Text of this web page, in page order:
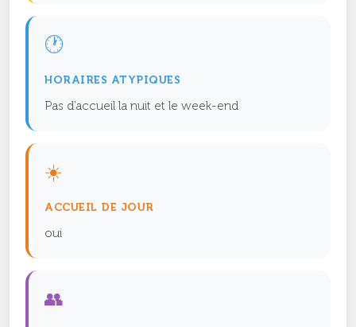
🕐
HORAIRES ATYPIQUES
Pas d'accueil la nuit et le week-end
☀️
ACCUEIL DE JOUR
oui
👥